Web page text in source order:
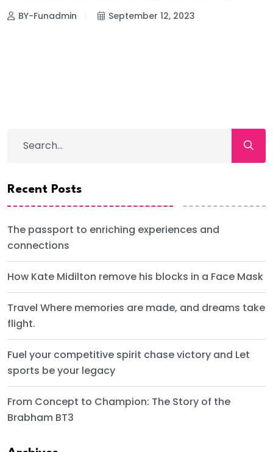
BY-Funadmin September 12, 2023
Recent Posts
The passport to enriching experiences and
connections
How Kate Midilton remove his blocks in a Face Mask
Travel Where memories are made, and dreams take
flight.
Fuel your competitive spirit chase victory and Let
sports be your legacy
From Concept to Champion: The Story of the
Brabham BT3